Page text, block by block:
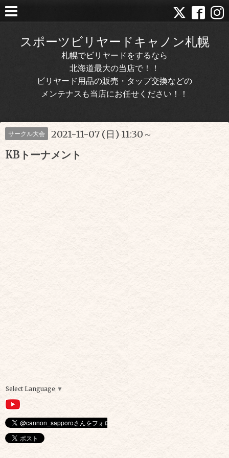
スポーツビリヤードキャノン札幌
札幌でビリヤードをするなら
北海道最大の当店で！！
ビリヤード用品の販売・タップ交換などの
メンテナスも当店にお任せください！！
サークル大会 2021-11-07 (日) 11:30～
KBトーナメント
Select Language ▼